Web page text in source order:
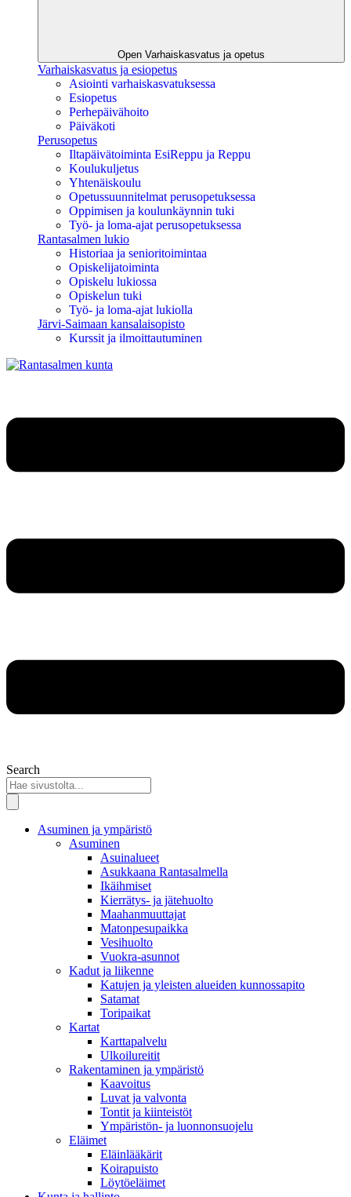
Open Varhaiskasvatus ja opetus
Varhaiskasvatus ja esiopetus
Asiointi varhaiskasvatuksessa
Esiopetus
Perhepäivähoito
Päiväkoti
Perusopetus
Iltapäivätoiminta EsiReppu ja Reppu
Koulukuljetus
Yhtenäiskoulu
Opetussuunnitelmat perusopetuksessa
Oppimisen ja koulunkäynnin tuki
Työ- ja loma-ajat perusopetuksessa
Rantasalmen lukio
Historiaa ja senioritoimintaa
Opiskelijatoiminta
Opiskelu lukiossa
Opiskelun tuki
Työ- ja loma-ajat lukiolla
Järvi-Saimaan kansalaisopisto
Kurssit ja ilmoittautuminen
Search
Asuminen ja ympäristö
Asuminen
Asuinalueet
Asukkaana Rantasalmella
Ikäihmiset
Kierrätys- ja jätehuolto
Maahanmuuttajat
Matonpesupaikka
Vesihuolto
Vuokra-asunnot
Kadut ja liikenne
Katujen ja yleisten alueiden kunnossapito
Satamat
Toripaikat
Kartat
Karttapalvelu
Ulkoilureitit
Rakentaminen ja ympäristö
Kaavoitus
Luvat ja valvonta
Tontit ja kiinteistöt
Ympäristön- ja luonnonsuojelu
Eläimet
Eläinlääkärit
Koirapuisto
Löytöeläimet